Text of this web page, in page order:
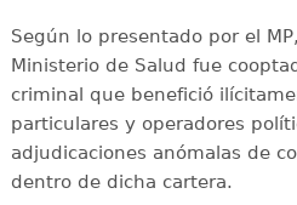
Según lo presentado por el
Ministerio de Salud fue
criminal que benefició
particulares y operadores
adjudicaciones anómalas de
dentro de dicha cartera.